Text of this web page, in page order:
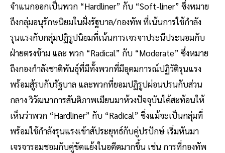
จำแนกออกเป็นพวก “Hardliner” กับ “Soft-liner” ซึ่งหมาย
ถึงกลุ่มอนุรักษนิยมในฝั่งรัฐบาล/กองทัพ ที่เน้นการใช้กำลัง
รุนแรงกับกลุ่มปฏิรูปนิยมที่เน้นการเจรจาประนีประนอมกับ
ฝ่ายตรงข้าม และ พวก “Radical” กับ “Moderate” ซึ่งหมาย
ถึงกองกำลังชาติพันธุ์ที่มีทั้งพวกที่มีอุดมการณ์ปฏิวัติรุนแรง
พร้อมสู้รบกับรัฐบาล และพวกที่ยอมปฏิรูปผ่อนปรนกับส่วน
กลาง วิวัฒนาการสันติภาพเมียนมาห้วงปัจจุบันได้สะท้อนให้
เห็นว่าพวก “Hardliner” กับ “Radical” ซึ่งแม้จะเป็นกลุ่มที่
พร้อมใช้กำลังรุนแรงเข้าสัประยุทธ์กับคู่ปรปักษ์ เริ่มหันมา
เจรจารอมชอมกับคู่ขัดแย้งในอดีตมากขึ้น เช่น การที่กองทัพ